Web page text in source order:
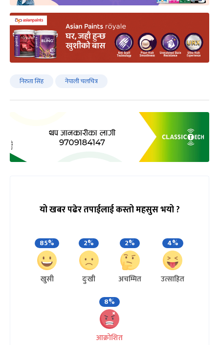
निरुता सिंह नेपाली चलचित्र
यो खबर पढेर तपाईलाई कस्तो महसुस भयो ?
85%
खुसी
2%
दुःखी
2%
अचम्मित
4%
उत्साहित
8%
आक्रोशित